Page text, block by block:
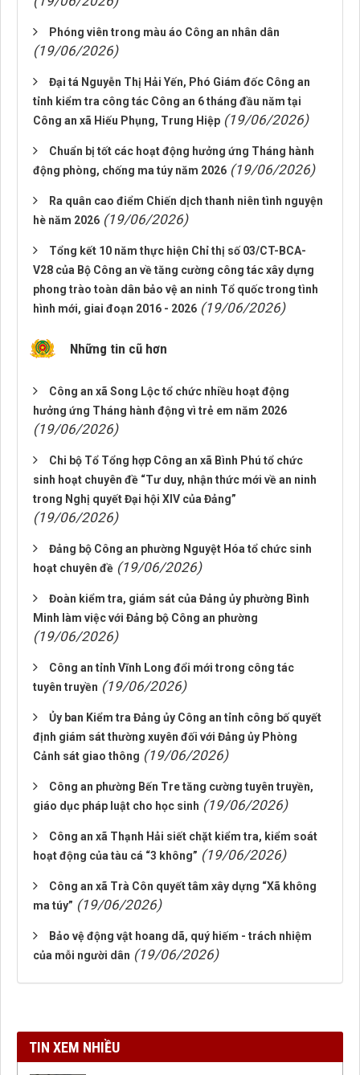
Phóng viên trong màu áo Công an nhân dân
(19/06/2026)
Đại tá Nguyễn Thị Hải Yến, Phó Giám đốc Công an
tỉnh kiểm tra công tác Công an 6 tháng đầu năm tại
Công an xã Hiếu Phụng, Trung Hiệp (19/06/2026)
Chuẩn bị tốt các hoạt động hưởng ứng Tháng hành
động phòng, chống ma túy năm 2026 (19/06/2026)
Ra quân cao điểm Chiến dịch thanh niên tình nguyện
hè năm 2026 (19/06/2026)
Tổng kết 10 năm thực hiện Chỉ thị số 03/CT-BCA-
V28 của Bộ Công an về tăng cường công tác xây dựng
phong trào toàn dân bảo vệ an ninh Tổ quốc trong tình
hình mới, giai đoạn 2016 - 2026 (19/06/2026)
Những tin cũ hơn
Công an xã Song Lộc tổ chức nhiều hoạt động
hưởng ứng Tháng hành động vì trẻ em năm 2026
(19/06/2026)
Chi bộ Tổ Tổng hợp Công an xã Bình Phú tổ chức
sinh hoạt chuyên đề “Tư duy, nhận thức mới về an ninh
trong Nghị quyết Đại hội XIV của Đảng”
(19/06/2026)
Đảng bộ Công an phường Nguyệt Hóa tổ chức sinh
hoạt chuyên đề (19/06/2026)
Đoàn kiểm tra, giám sát của Đảng ủy phường Bình
Minh làm việc với Đảng bộ Công an phường
(19/06/2026)
Công an tỉnh Vĩnh Long đổi mới trong công tác
tuyên truyền (19/06/2026)
Ủy ban Kiểm tra Đảng ủy Công an tỉnh công bố quyết
định giám sát thường xuyên đối với Đảng ủy Phòng
Cảnh sát giao thông (19/06/2026)
Công an phường Bến Tre tăng cường tuyên truyền,
giáo dục pháp luật cho học sinh (19/06/2026)
Công an xã Thạnh Hải siết chặt kiểm tra, kiểm soát
hoạt động của tàu cá “3 không” (19/06/2026)
Công an xã Trà Côn quyết tâm xây dựng “Xã không
ma túy” (19/06/2026)
Bảo vệ động vật hoang dã, quý hiếm - trách nhiệm
của mỗi người dân (19/06/2026)
TIN XEM NHIỀU